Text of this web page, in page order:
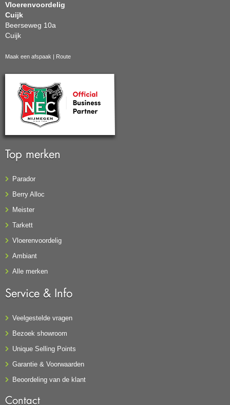
Vloerenvoordelig
Cuijk
Beerseweg 10a
Cuijk
Maak een afspaak Route
Top merken
Parador
Berry Alloc
Meister
Tarkett
Vloerenvoordelig
Ambiant
Alle merken
Service & Info
Veelgestelde vragen
Bezoek showroom
Unique Selling Points
Garantie & Voorwaarden
Beoordeling van de klant
Contact